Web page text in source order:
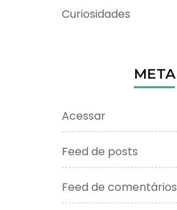
Curiosidades
META
Acessar
Feed de posts
Feed de comentários